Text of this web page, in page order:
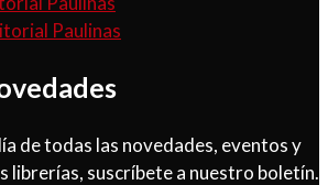
de todas las novedades, eventos y
librerías, suscríbete a nuestro boletín.